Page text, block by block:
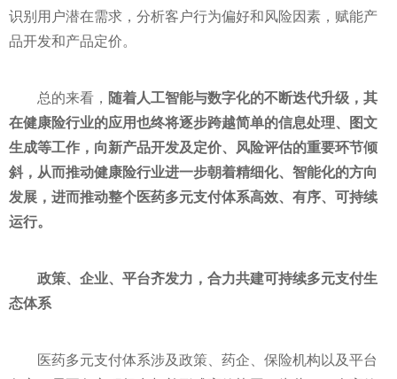
识别用户潜在需求，分析客户行为偏好和风险因素，赋能产
品开发和产品定价。
总的来看， 随着人工智能与数字化的不断迭代升级，其
在健康险行业的应用也终将逐步跨越简单的信息处理、图文
生成等工作，向新产品开发及定价、风险评估的重要环节倾
斜，从而推动健康险行业进一步朝着精细化、智能化的方向
发展，进而推动整个医药多元支付体系高效、有序、可持续
运行。
政策、企业、平台齐发力，合力共建可持续多元支付生
态体系
医药多元支付体系涉及政策、药企、保险机构以及平台